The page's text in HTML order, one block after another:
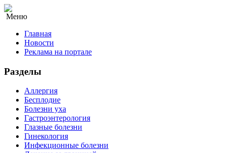
Меню
Главная
Новости
Реклама на портале
Разделы
Аллергия
Бесплодие
Болезни уха
Гастроэнтерология
Глазные болезни
Гинекология
Инфекционные болезни